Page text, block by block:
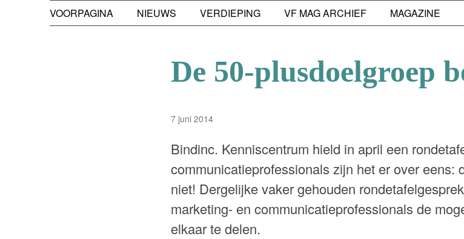
VOORPAGINA NIEUWS VERDIEPING VF MAG ARCHIEF MAGAZINE
De 50-plusdoelgroep
7 juni 2014
Bindinc. Kenniscentrum hield in april een
communicatieprofessionals zijn het er over eens:
niet! Dergelijke vaker gehouden
marketing- en communicatieprofessionals de
elkaar te delen.